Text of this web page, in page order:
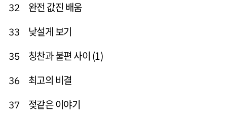
32 완전 값진 배움
33 낮설게 보기
35 칭찬과 불편 사이 (1)
36 최고의 비결
37 젖같은 이야기